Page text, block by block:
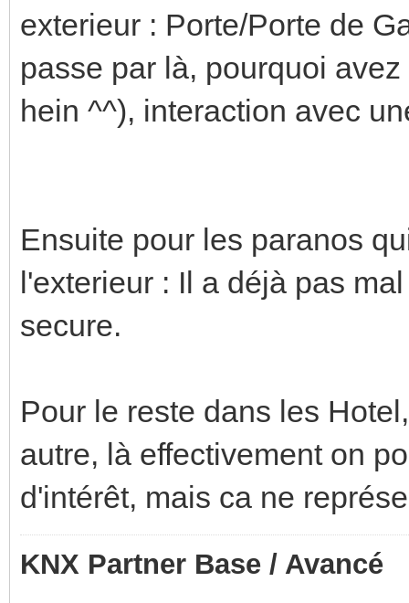
exterieur : Porte/Porte de
passe par là, pourquoi
hein ^^), interaction avec
Ensuite pour les paranos
l'exterieur : Il a déjà pas
secure.
Pour le reste dans les
autre, là effectivement on
d'intérêt, mais ca ne
KNX Partner Base / Avancé